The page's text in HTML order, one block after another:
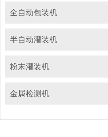
全自动包装机
半自动灌装机
粉末灌装机
金属检测机